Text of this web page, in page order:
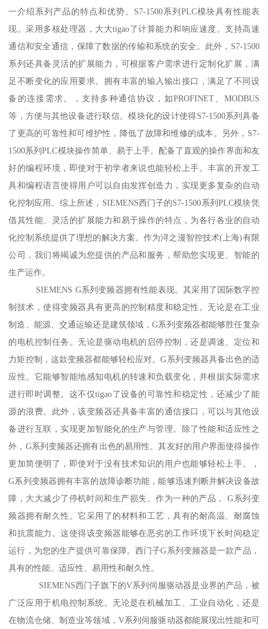
一介绍系列产品的特点和优势。S7-1500系列PLC模块具有性能表
现。采用多核处理器，大大tigao了计算能力和响应速度。支持高速
通信和安全通信，保障了数据的传输和系统的安全。此外，S7-1500
系列还具备灵活的扩展能力，可根据客户需求进行定制化扩展，满
足不断变化的应用要求。拥有丰富的输入输出接口，满足了不同设
备的连接需求。，支持多种通信协议，如PROFINET、MODBUS
等，方便与其他设备进行联信。模块化的设计使得S7-1500系列具备
了更高的可靠性和可维护性，降低了故障和维修的成本。另外，S7-
1500系列PLC模块操作简单、易于上手。配备了直观的操作界面和友
好的编程环境，即使对于初学者来说也能轻松上手。丰富的开发工
具和编程语言使得用户可以自由发挥创造力，实现更多复杂的自动
化控制应用。综上所述，SIEMENS西门子的S7-1500系列PLC模块凭
借其性能、灵活的扩展能力和易于操作的特点，为各行各业的自动
化控制系统提供了理想的解决方案。作为浔之漫智控技术(上海)有限
公司，我们将竭诚为您提供的产品和服务，帮助您实现更、智能的
生产运作。
SIEMENS G系列变频器拥有性能表现。其采用了国际数字控
制技术，使得变频器具有更高的控制精度和稳定性。无论是在工业
制造、能源、交通运输还是建筑领域，G系列变频器都能够胜任复杂
的电机控制任务。无论是驱动电机的启停控制，还是调速、定位和
力矩控制，这款变频器都能够轻松应对。G系列变频器具备出色的适
应性。它能够智能地感知电机的转速和负载变化，并根据实际需求
进行即时调整。这不仅tigao了设备的可靠性和稳定性，还减少了能
源的浪费。此外，该变频器还具备丰富的通信接口，可以与其他设
备进行互联，实现更加智能化的生产与管理。除了性能和适应性之
外，G系列变频器还拥有出色的易用性。其友好的用户界面使得操作
更加简便明了，即使对于没有技术知识的用户也能够轻松上手。，
G系列变频器拥有丰富的故障诊断功能，能够迅速判断并解决设备故
障，大大减少了停机时间和生产损失。作为一种的产品， G系列变
频器拥有耐久性。它采用了的材料和工艺，具有的耐高温、耐腐蚀
和抗震能力。这使得该变频器能够在恶劣的工作环境下长时间稳定
运行，为您的生产提供可靠保障。西门子G系列变频器是一款产品，
具有的性能、适应性、易用性和耐久性。
SIEMENS西门子旗下的V系列伺服驱动器是业界的产品，被
广泛应用于机电控制系统。无论是在机械加工、工业自动化，还是
在物流仓储、制造业等领域，V系列伺服驱动器都能展现出性能和可